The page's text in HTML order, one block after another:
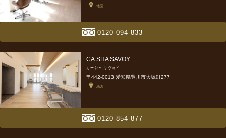
地図
0120-094-833
CA’SHA SAVOY
カーシャ サヴォイ
〒442-0013 愛知県豊川市大堀町277
地図
0120-854-877